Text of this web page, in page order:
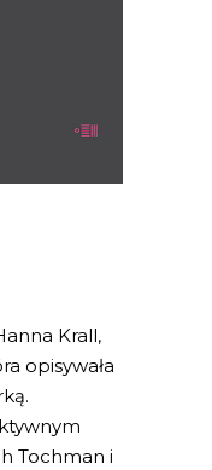
Krall,
opisywała
Tochman i